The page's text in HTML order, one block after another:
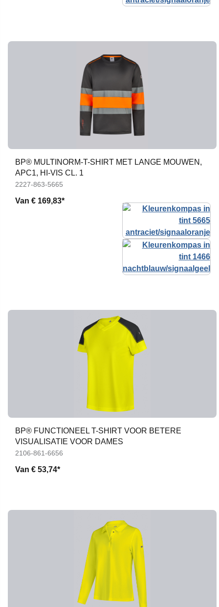
BP® MULTINORM-T-SHIRT MET LANGE MOUWEN,
APC1, HI-VIS CL. 1
2227-863-5665
Van € 169,83*
BP® FUNCTIONEEL T-SHIRT VOOR BETERE
VISUALISATIE VOOR DAMES
2106-861-6656
Van € 53,74*